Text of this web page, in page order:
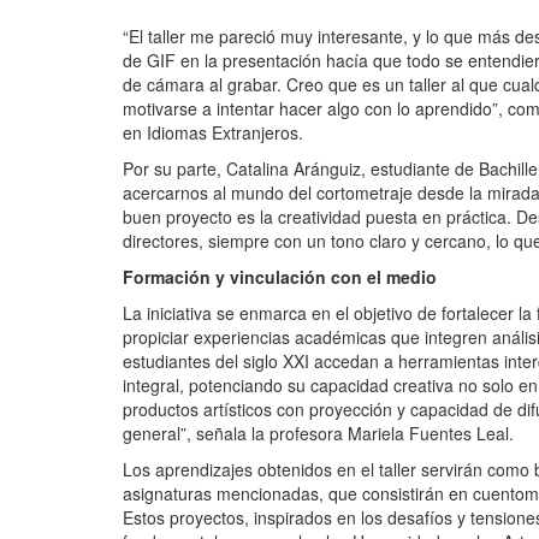
“El taller me pareció muy interesante, y lo que más
de GIF en la presentación hacía que todo se
de cámara al grabar. Creo que es un taller al que
motivarse a intentar hacer algo con lo aprendido”,
en Idiomas Extranjeros.
Por su parte, Catalina Aránguiz, estudiante de
acercarnos al mundo del cortometraje desde la
buen proyecto es la creatividad puesta en práctica.
directores, siempre con un tono claro y cercano, lo
Formación y vinculación con el medio
La iniciativa se enmarca en el objetivo de fortalecer
propiciar experiencias académicas que integren
estudiantes del siglo XXI accedan a herramientas
integral, potenciando su capacidad creativa no solo
productos artísticos con proyección y capacidad de
general”, señala la profesora Mariela Fuentes Leal.
Los aprendizajes obtenidos en el taller servirán
asignaturas mencionadas, que consistirán en
Estos proyectos, inspirados en los desafíos y